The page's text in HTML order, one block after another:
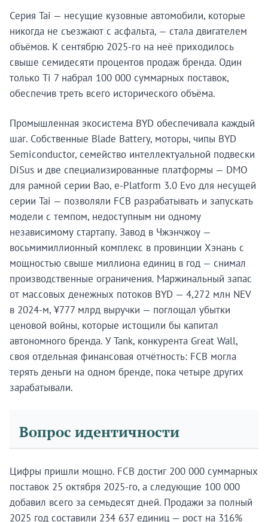
Серия Tai — несущие кузовные автомобили, которые
никогда не съезжают с асфальта, — стала двигателем
объёмов. К сентябрю 2025-го на неё приходилось
свыше семидесяти процентов продаж бренда. Один
только Ti 7 набрал 100 000 суммарных поставок,
обеспечив треть всего исторического объёма.
Промышленная экосистема BYD обеспечивала каждый
шаг. Собственные Blade Battery, моторы, чипы BYD
Semiconductor, семейство интеллектуальной подвески
DiSus и две специализированные платформы — DMO
для рамной серии Bao, e-Platform 3.0 Evo для несущей
серии Tai — позволяли FCB разрабатывать и запускать
модели с темпом, недоступным ни одному
независимому стартапу. Завод в Чжэнчжоу —
восьмимиллионный комплекс в провинции Хэнань с
мощностью свыше миллиона единиц в год — снимал
производственные ограничения. Маржинальный запас
от массовых денежных потоков BYD — 4,272 млн NEV
в 2024-м, ¥777 млрд выручки — поглощал убытки
ценовой войны, которые истощили бы капитал
автономного бренда. У Tank, конкурента Great Wall,
своя отдельная финансовая отчётность: FCB могла
терять деньги на одном бренде, пока четыре других
зарабатывали.
Вопрос идентичности
Цифры пришли мощно. FCB достиг 200 000 суммарных
поставок 25 октября 2025-го, а следующие 100 000
добавил всего за семьдесят дней. Продажи за полный
2025 год составили 234 637 единиц — рост на 316%